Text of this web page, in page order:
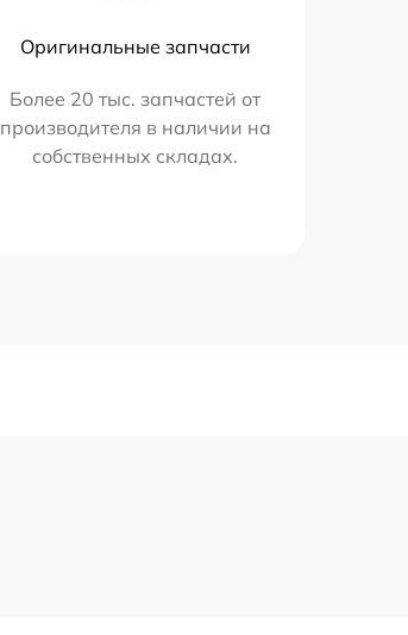
Оригинальные запчасти
Более 20 тыс. запчастей от
производителя в наличии на
собственных складах.